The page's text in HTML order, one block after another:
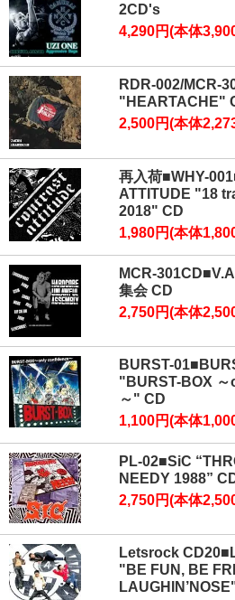
2CD's
4,290円(本体
RDR-002/MCR-
"HEARTACHE"
2,500円(本体
再入荷■WHY-
ATTITUDE "18
2018" CD
1,980円(本体
MCR-
集会 CD
2,750円(本体
BURST-
"BURST-BOX
～" CD
1,100円(本体
PL-02■SiC
NEEDY 1988”
2,750円(本体
Letsrock
"BE FUN, BE